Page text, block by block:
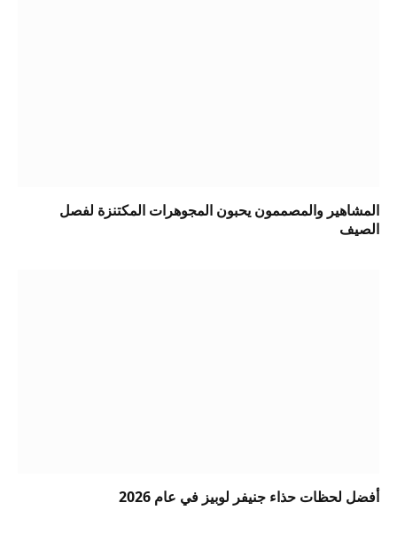
المشاهير والمصممون يحبون المجوهرات المكتنزة لفصل
الصيف
أفضل لحظات حذاء جنيفر لوبيز في عام 2026